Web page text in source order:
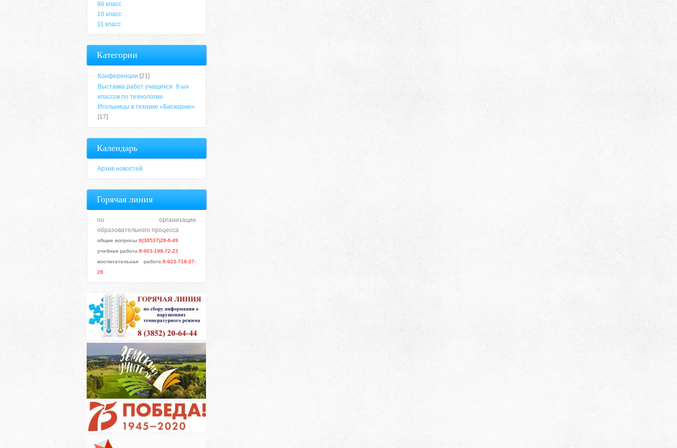
9б класс
10 класс
11 класс
Категории
Конференции [21]
Выставка работ учащихся 8-ых
классов по технологии.
Игольницы в технике «Бискорню»
[17]
Календарь
Архив новостей
Горячая линия
по организации
образовательного процесса
общие вопросы:8(38537)28-6-49
учебная работа:8-963-198-72-23
воспитательная работа:8-923-718-37-
28